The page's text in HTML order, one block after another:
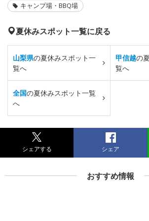
キャンプ場・BBQ場
夏休みスポット一覧に戻る
山梨県の夏休みスポット一
覧へ
甲信越の
覧へ
全国の夏休みスポット一覧
へ
シェアする シェア
おすすめ情報